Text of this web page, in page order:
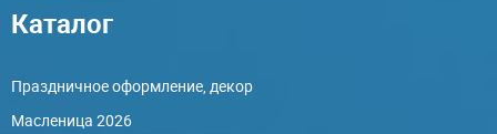
Каталог
Праздничное оформление, декор
Масленица 2026